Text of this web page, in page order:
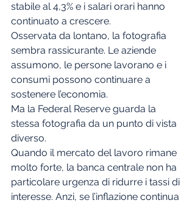
stabile al 4,3% e i salari orari hanno
continuato a crescere.
Osservata da lontano, la fotografia
sembra rassicurante. Le aziende
assumono, le persone lavorano e i
consumi possono continuare a
sostenere l’economia.
Ma la Federal Reserve guarda la
stessa fotografia da un punto di vista
diverso.
Quando il mercato del lavoro rimane
molto forte, la banca centrale non ha
particolare urgenza di ridurre i tassi di
interesse. Anzi, se l’inflazione continua